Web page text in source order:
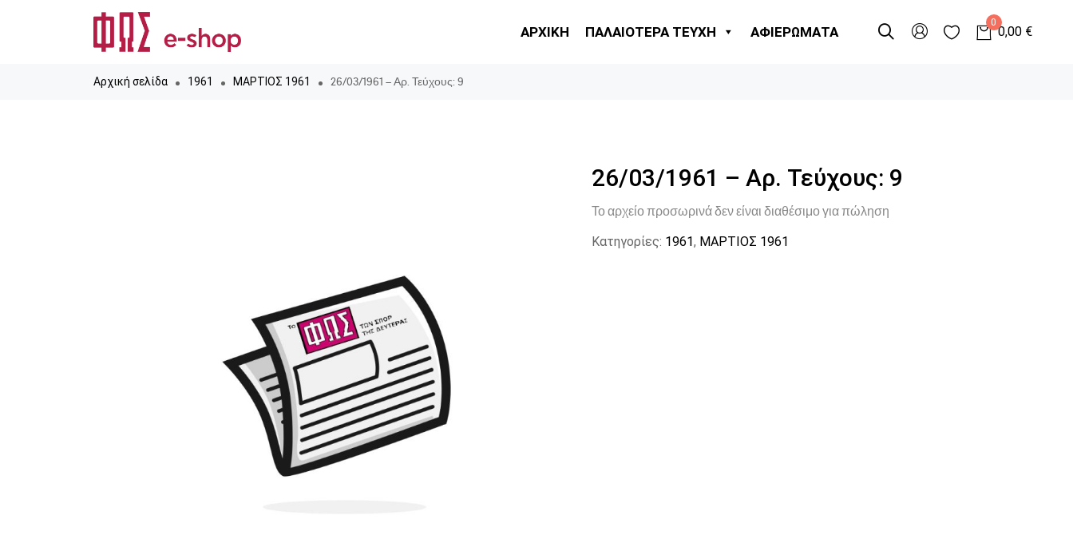
ΑΡΧΙΚΗ ΠΑΛΑΙΟΤΕΡΑ ΤΕΥΧΗ ΑΦΙΕΡΩΜΑΤΑ
0
0,00 €
Αρχική σελίδα 1961 ΜΑΡΤΙΟΣ 1961 26/03/1961 – Αρ. Τεύχους: 9
26/03/1961 – Αρ. Τεύχους: 9
Το αρχείο προσωρινά δεν είναι διαθέσιμο για πώληση
Κατηγορίες: 1961, ΜΑΡΤΙΟΣ 1961